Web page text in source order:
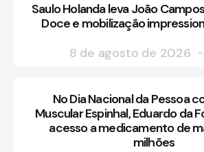
Saulo Holanda leva João
Doce e mobilização
8 de agosto de 2026
No Dia Nacional da Pessoa
Muscular Espinhal, Eduardo da
acesso a medicamento de
milhões